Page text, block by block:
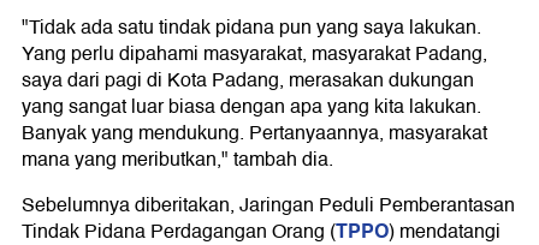
"Tidak ada satu tindak pidana pun yang saya lakukan.
Yang perlu dipahami masyarakat, masyarakat Padang,
saya dari pagi di Kota Padang, merasakan dukungan
yang sangat luar biasa dengan apa yang kita lakukan.
Banyak yang mendukung. Pertanyaannya, masyarakat
mana yang meributkan," tambah dia.
Sebelumnya diberitakan, Jaringan Peduli Pemberantasan
Tindak Pidana Perdagangan Orang (TPPO) mendatangi